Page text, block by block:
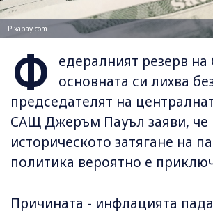
Pixabay.com
Ф
едералният резерв
основната си лихва
председателят на
САЩ Джеръм Пауъл заяви, че
историческото затягане на
политика вероятно е
Причината - инфлацията